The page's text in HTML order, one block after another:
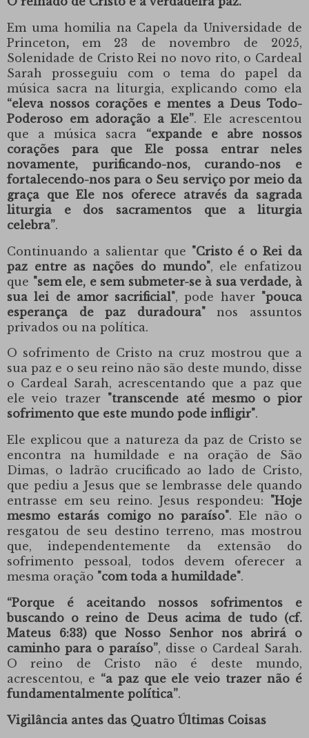
Em uma homilia na Capela da Universidade de
Princeton, em 23 de novembro de 2025,
Solenidade de Cristo Rei no novo rito, o Cardeal
Sarah prosseguiu com o tema do papel da
música sacra na liturgia, explicando como ela
“eleva nossos corações e mentes a Deus Todo-
Poderoso em adoração a Ele”. Ele acrescentou
que a música sacra “expande e abre nossos
corações para que Ele possa entrar neles
novamente, purificando-nos, curando-nos e
fortalecendo-nos para o Seu serviço por meio da
graça que Ele nos oferece através da sagrada
liturgia e dos sacramentos que a liturgia
celebra”.
Continuando a salientar que "Cristo é o Rei da
paz entre as nações do mundo", ele enfatizou
que "sem ele, e sem submeter-se à sua verdade, à
sua lei de amor sacrificial", pode haver "pouca
esperança de paz duradoura"nos assuntos
privados ou na política.
O sofrimento de Cristo na cruz mostrou que a
sua paz e o seu reino não são deste mundo, disse
o Cardeal Sarah, acrescentando que a paz que
ele veio trazer "transcende até mesmo o pior
sofrimento que este mundo pode infligir".
Ele explicou que a natureza da paz de Cristo se
encontra na humildade e na oração de São
Dimas, o ladrão crucificado ao lado de Cristo,
que pediu a Jesus que se lembrasse dele quando
entrasse em seu reino. Jesus respondeu: "Hoje
mesmo estarás comigo no paraíso". Ele não o
resgatou de seu destino terreno, mas mostrou
que, independentemente da extensão do
sofrimento pessoal, todos devem oferecer a
mesma oração "com toda a humildade".
“Porque é aceitando nossos sofrimentos e
buscando o reino de Deus acima de tudo (cf.
Mateus 6:33) que Nosso Senhor nos abrirá o
caminho para o paraíso”, disse o Cardeal Sarah.
O reino de Cristo não é deste mundo,
acrescentou, e “a paz que ele veio trazer não é
fundamentalmente política”.
Vigilância antes das Quatro Últimas Coisas